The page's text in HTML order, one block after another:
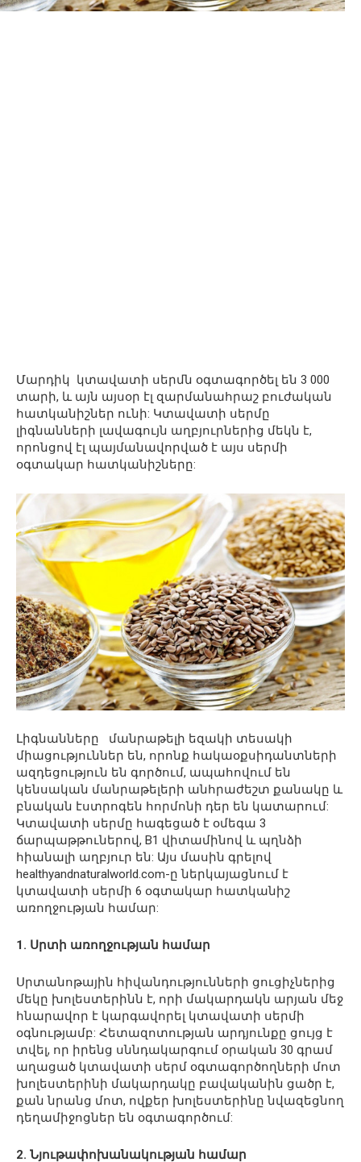
Մարդիկ կտավատի սերմն օգտագործել են 3 000
տարի, և այն այսօր էլ զարմանահրաշ բուժական
հատկանիշներ ունի: Կտավատի սերմը
լիգնանների լավագույն աղբյուրներից մեկն է,
որոնցով էլ պայմանավորված է այս սերմի
օգտակար հատկանիշները:
Լիգնանները մանրաթելի եզակի տեսակի
միացություններ են, որոնք հակաօքսիդանտների
ազդեցություն են գործում, ապահովում են
կենսական մանրաթելերի անհրաժեշտ քանակը և
բնական էստրոգեն հորմոնի դեր են կատարում:
Կտավատի սերմը հագեցած է օմեգա 3
ճարպաթթուներով, B1 վիտամինով և պղնձի
հիանալի աղբյուր են: Այս մասին գրելով
healthyandnaturalworld.com-ը ներկայացնում է
կտավատի սերմի 6 օգտակար հատկանիշ
առողջության համար:
1. Սրտի առողջության համար
Սրտանոթային հիվանդությունների ցուցիչներից
մեկը խոլեստերինն է, որի մակարդակն արյան մեջ
հնարավոր է կարգավորել կտավատի սերմի
օգնությամբ: Հետազոտության արդյունքը ցույց է
տվել, որ իրենց սննդակարգում օրական 30 գրամ
աղացած կտավատի սերմ օգտագործողների մոտ
խոլեստերինի մակարդակը բավականին ցածր է,
քան նրանց մոտ, ովքեր խոլեստերինը նվազեցնող
դեղամիջոցներ են օգտագործում:
2. Նյութափոխանակության համար